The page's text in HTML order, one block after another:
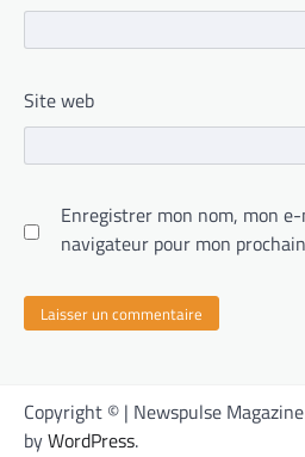
Site web
Enregistrer mon nom, mon
navigateur pour mon
Copyright © | Newspulse
byWordPress.